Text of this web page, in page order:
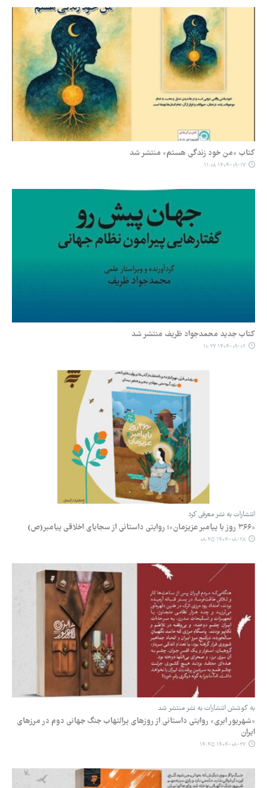
کتاب «من خود زندگی هستم» منتشر شد
۱۴۰۴-۰۹-۱۷ ۱۱:۰۸
کتاب جدید محمدجواد ظریف منتشر شد
۱۴۰۴-۰۹-۰۲ ۱۰:۲۷
انتشارات به نشر معرفی کرد
«۳۶۶ روز با پیامبر عزیزمان»؛ روایتی داستانی از سجایای اخلاقی پیامبر(ص)
۱۴۰۴-۰۸-۲۸ ۰۸:۴۵
به کوشش انتشارات به نشر منتشر شد
«شهریور ابری» روایتی داستانی از روزهای پرالتهاب جنگ جهانی دوم در مرزهای
ایران
۱۴۰۴-۰۸-۲۷ ۱۴:۴۵